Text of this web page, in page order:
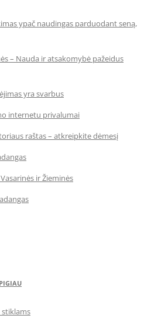
ypač naudingas parduodant seną,
– Nauda ir atsakomybė pažeidus
yra svarbus
internetu privalumai
raštas – atkreipkite dėmesį
ir Žieminės